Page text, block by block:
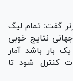
گفت: تمام لیگ
نتایج خوبی
بار باشد آمار
کنترل شود تا